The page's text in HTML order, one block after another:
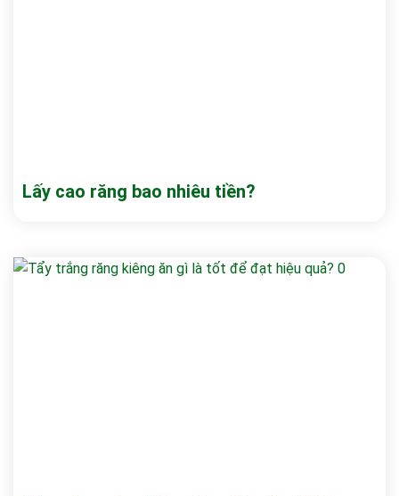
Lấy cao răng bao nhiêu tiền?